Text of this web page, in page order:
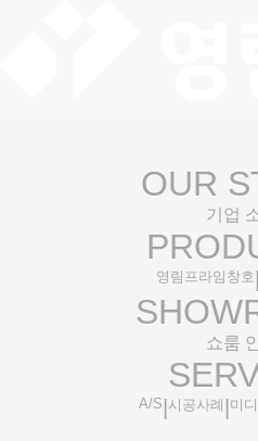
OUR
기업
PRO
영림프라임창호
SHOW
쇼룸
A/S 시공사례 미